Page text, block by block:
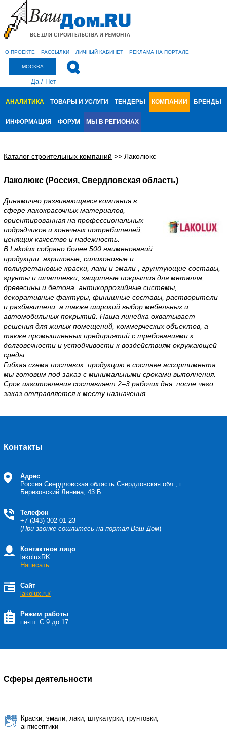
О ПРОЕКТЕ РАССЫЛКИ ЛИЧНЫЙ КАБИНЕТ РЕКЛАМА НА ПОРТАЛЕ
МОСКВА
Да/ Нет
АНАЛИТИКА ТОВАРЫ И УСЛУГИ ТЕНДЕРЫ КОМПАНИИ БРЕНДЫ
ИНФОРМАЦИЯ ФОРУМ МЫ В РЕГИОНАХ
Каталог строительных компаний >> Лаколюкс
Лаколюкс (Россия, Свердловская область)
Динамично развивающаяся компания в
сфере лакокрасочных материалов,
ориентированная на профессиональных
подрядчиков и конечных потребителей,
ценящих качество и надежность.
В Lakolux собрано более 500 наименований
продукции: акриловые, силиконовые и
полиуретановые краски, лаки и эмали , грунтующие составы,
грунты и шпатлевки, защитные покрытия для металла,
древесины и бетона, антикоррозийные системы,
декоративные фактуры, финишные составы, растворители
и разбавители, а также широкий выбор мебельных и
автомобильных покрытий. Наша линейка охватывает
решения для жилых помещений, коммерческих объектов, а
также промышленных предприятий с требованиями к
долговечности и устойчивости к воздействиям окружающей
среды.
Гибкая схема поставок: продукцию в составе ассортимента
мы готовим под заказ с минимальными сроками выполнения.
Срок изготовления составляет 2–3 рабочих дня, после чего
заказ отправляется к месту назначения.
Контакты
Адрес
Россия Свердловская область Свердловская обл., г.
Березовский Ленина, 43 Б
Телефон
+7 (343) 302 01 23
(При звонке сошлитесь на портал Ваш Дом)
Контактное лицо
lakoluxRK
Написать
Сайт
lakolux.ru/
Режим работы
пн-пт. С 9 до 17
Сферы деятельности
Краски, эмали, лаки, штукатурки, грунтовки,
антисептики